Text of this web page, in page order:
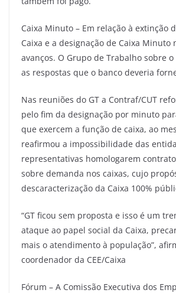
Caixa Minuto – Em relação à extinção
Caixa e a designação de Caixa Minuto
avanços. O Grupo de Trabalho sobre
as respostas que o banco deveria
Nas reuniões do GT a Contraf/CUT
pelo fim da designação por minuto
que exercem a função de caixa, ao
reafirmou a impossibilidade das
representativas homologarem
sobre demanda nos caixas, cujo
descaracterização da Caixa 100%
“GT ficou sem proposta e isso é um
ataque ao papel social da Caixa,
mais o atendimento à população”,
coordenador da CEE/Caixa
Fórum – A Comissão Executiva dos